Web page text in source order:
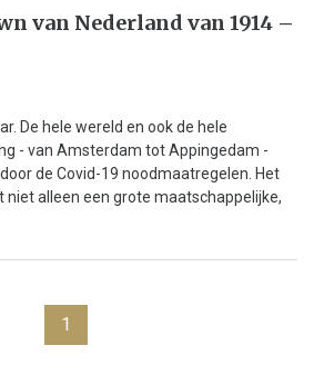
van Nederland van 1914 –
De hele wereld en ook de hele
- van Amsterdam tot Appingedam -
de Covid-19 noodmaatregelen. Het
alleen een grote maatschappelijke,
1